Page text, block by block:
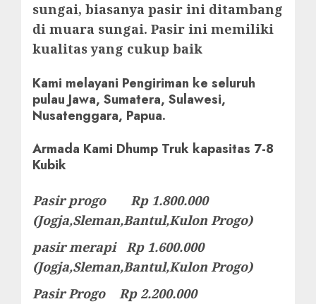
sungai, biasanya pasir ini ditambang
di muara sungai. Pasir ini memiliki
kualitas yang cukup baik
Kami melayani Pengiriman ke seluruh
pulau Jawa, Sumatera, Sulawesi,
Nusatenggara, Papua.
Armada Kami Dhump Truk kapasitas 7-8
Kubik
Pasir progo Rp 1.800.000
(Jogja,Sleman,Bantul,Kulon Progo)
pasir merapi Rp 1.600.000
(Jogja,Sleman,Bantul,Kulon Progo)
Pasir Progo Rp 2.200.000